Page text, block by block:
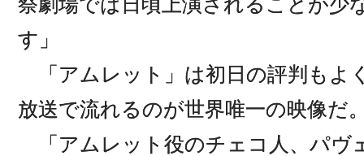
す」
「アムレット」は初日の評判もよ
放送で流れるのが世界唯一の映像だ
「アムレット役のチェコ人、パヴ